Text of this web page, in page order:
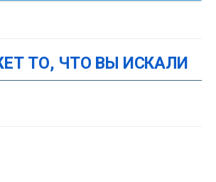
ТО, ЧТО ВЫ ИСКАЛИ